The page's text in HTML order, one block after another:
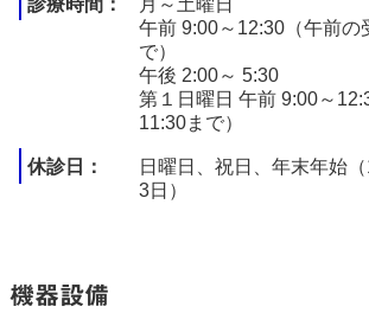
午前 9:00～12:30（午前の
で）
午後 2:00～ 5:30
第１日曜日 午前 9:00～
11:30まで）
休診日
日曜日、祝日、年末年始
3日）
機器設備